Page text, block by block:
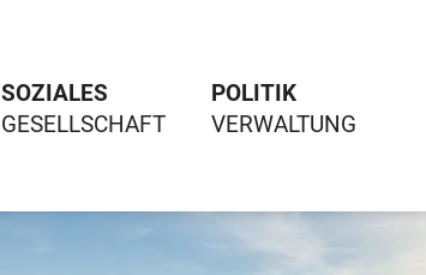
SOZIALES POLITIK